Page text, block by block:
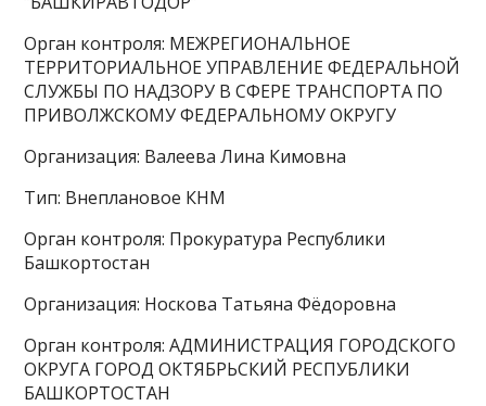
Орган контроля: МЕЖРЕГИОНАЛЬНОЕ
ТЕРРИТОРИАЛЬНОЕ УПРАВЛЕНИЕ ФЕДЕРАЛЬНОЙ
СЛУЖБЫ ПО НАДЗОРУ В СФЕРЕ ТРАНСПОРТА ПО
ПРИВОЛЖСКОМУ ФЕДЕРАЛЬНОМУ ОКРУГУ
Организация: Валеева Лина Кимовна
Тип: Внеплановое КНМ
Орган контроля: Прокуратура Республики
Башкортостан
Организация: Носкова Татьяна Фёдоровна
Орган контроля: АДМИНИСТРАЦИЯ ГОРОДСКОГО
ОКРУГА ГОРОД ОКТЯБРЬСКИЙ РЕСПУБЛИКИ
БАШКОРТОСТАН